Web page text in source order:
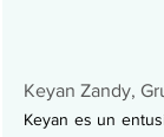
Keyan Zandy,
Keyan es un